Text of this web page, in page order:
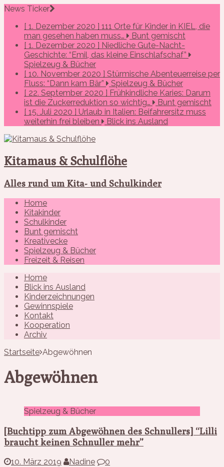
News Ticker
[ 1. Dezember 2020 ] 111 Orte für Kinder in KIEL, die
man gesehen haben muss…
Bunt gemischt
[ 1. Dezember 2020 ] Niedliche Gute-Nacht-
Geschichte: “Emil, das kleine Einschlafschaf”
Spielzeug & Bücher
[ 10. November 2020 ] Stürmische Abenteuerreise per
Fluss: “Dann kam Bär”
Spielzeug & Bücher
[ 22. September 2020 ] Frühkindliche Karies: Darum
ist die Zuckerreduktion so wichtig…
Bunt gemischt
[ 15. Juli 2020 ] Urlaub in Italien: Beifahrersitz muss
weiterhin frei bleiben
Blick ins Ausland
Kitamaus & Schulflöhe
Alles rund um Kita- und Schulkinder
Home
Kitakinder
Schulkinder
Bunt gemischt
Kreativecke
Spielzeug & Bücher
Freizeit & Reisen
Home
Blick ins Ausland
Kinderzeichnungen
Gewinnspiele
Kontakt
Kooperation
Archiv
Startseite Abgewöhnen
Abgewöhnen
Spielzeug & Bücher
[Buchtipp zum Abgewöhnen des Schnullers] “Lilli
braucht keinen Schnuller mehr”
10. März 2019 Nadine
0